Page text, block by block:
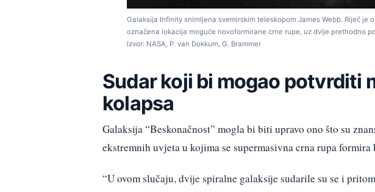
Galaksija Infinity snimljena svemirskim teleskopom James Webb. Riječ
označena lokacija moguće novoformirane crne rupe, uz dvije prethodno
Izvor: NASA, P. van Dokkum, G. Brammer
Sudar koji bi mogao potvrditi
kolapsa
Galaksija “Beskonačnost” mogla bi biti upravo ono što su
ekstremnih uvjeta u kojima se supermasivna crna rupa
“U ovom slučaju, dvije spiralne galaksije sudarile su se i